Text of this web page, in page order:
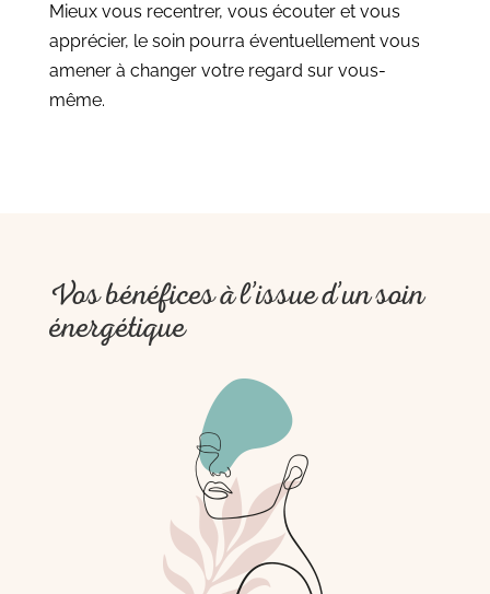
Mieux vous recentrer, vous écouter et vous
apprécier, le soin pourra éventuellement vous
amener à changer votre regard sur vous-
même.
Vos bénéfices à l’issue d’un soin
énergétique